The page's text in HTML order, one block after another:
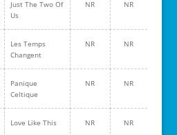
Just The Two Of
Us
NR NR
Les Temps
Changent
NR NR
Panique
Celtique
NR NR
Love Like This NR NR